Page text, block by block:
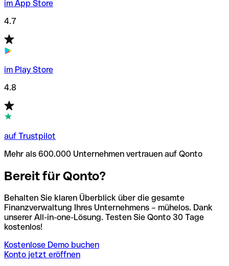
im App Store
4.7
im Play Store
4.8
auf Trustpilot
Mehr als 600.000 Unternehmen vertrauen auf Qonto
Bereit für Qonto?
Behalten Sie klaren Überblick über die gesamte
Finanzverwaltung Ihres Unternehmens – mühelos. Dank
unserer All-in-one-Lösung. Testen Sie Qonto 30 Tage
kostenlos!
Kostenlose Demo buchen
Konto jetzt eröffnen